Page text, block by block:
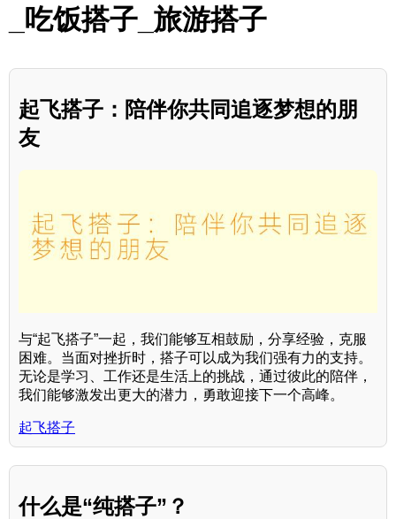
_吃饭搭子_旅游搭子
起飞搭子：陪伴你共同追逐梦想的朋
友
与“起飞搭子”一起，我们能够互相鼓励，分享经验，克服
困难。当面对挫折时，搭子可以成为我们强有力的支持。
无论是学习、工作还是生活上的挑战，通过彼此的陪伴，
我们能够激发出更大的潜力，勇敢迎接下一个高峰。
起飞搭子
什么是“纯搭子”？